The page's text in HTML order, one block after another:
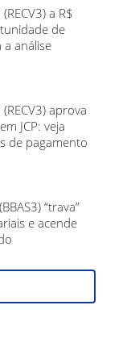
a R$
de
a análise
aprova
JCP: veja
de pagamento
“trava”
e acende